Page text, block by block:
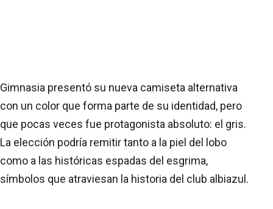
Gimnasia presentó su nueva camiseta alternativa
con un color que forma parte de su identidad, pero
que pocas veces fue protagonista absoluto: el gris.
La elección podría remitir tanto a la piel del lobo
como a las históricas espadas del esgrima,
símbolos que atraviesan la historia del club albiazul.